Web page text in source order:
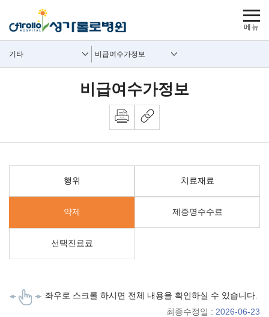
사이트
보조메뉴
기타 비급여수가정보
비급여수가정보
행위 치료재료
약제 제증명수수료
선택진료료
행위 내용시작
좌우로 스크롤 하시면 전체 내용을 확인하실 수 있습니다.
최종수정일 : 2026-06-23